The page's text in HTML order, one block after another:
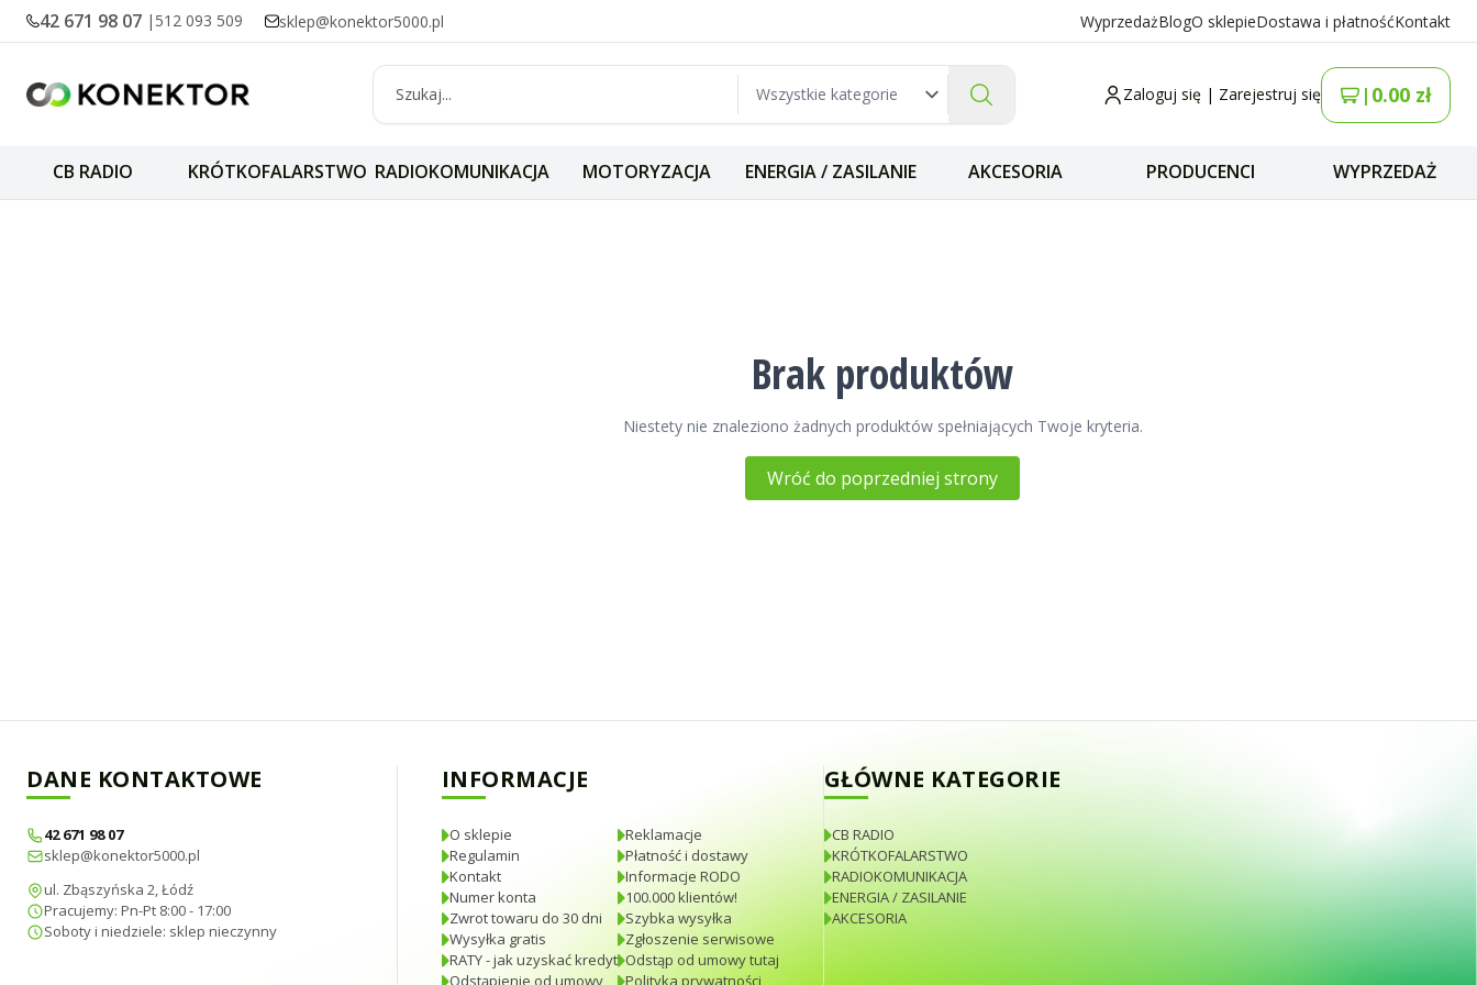
42 671 98 07 | 512 093 509 sklep@konektor5000.pl WyprzedażBlogO sklepieDostawa i płatnośćKontakt
Zaloguj się | Zarejestruj się | 0.00 zł
CB RADIO KRÓTKOFALARSTWO RADIOKOMUNIKACJA MOTORYZACJA ENERGIA / ZASILANIE AKCESORIA PRODUCENCI WYPRZEDAŻ
Brak produktów
Niestety nie znaleziono żadnych produktów spełniających Twoje kryteria.
Wróć do poprzedniej strony
DANE KONTAKTOWE
42 671 98 07
sklep@konektor5000.pl
ul. Zbąszyńska 2, Łódź
Pracujemy: Pn-Pt 8:00 - 17:00
Soboty i niedziele: sklep nieczynny
INFORMACJE
O sklepie
Regulamin
Kontakt
Numer konta
Zwrot towaru do 30 dni
Wysyłka gratis
RATY - jak uzyskać kredyt
Odstąpienie od umowy
Reklamacje
Płatność i dostawy
Informacje RODO
100.000 klientów!
Szybka wysyłka
Zgłoszenie serwisowe
Odstąp od umowy tutaj
Polityka prywatności
GŁÓWNE KATEGORIE
CB RADIO
KRÓTKOFALARSTWO
RADIOKOMUNIKACJA
ENERGIA / ZASILANIE
AKCESORIA